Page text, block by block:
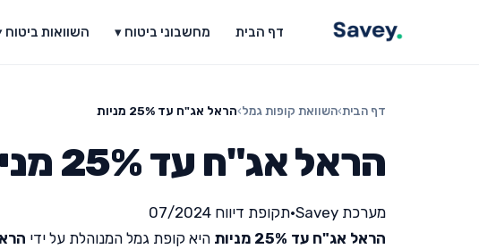
דף הבית מחשבוני ביטוח ▾ השוואות ביטוח
דף הבית›השוואת קופות גמל›הראל אג"ח עד 25% מניות
הראל אג"ח עד 25% מניות
מערכת Savey •תקופת דיווח 07/2024
הראל אג"ח עד 25% מניות
היא קופת גמל המנוהלת על ידי